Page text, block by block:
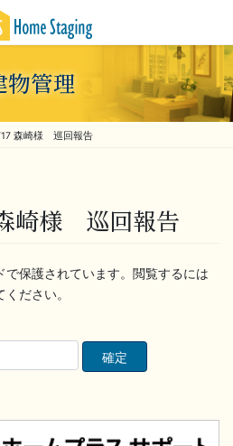
物管理
17 森崎様 巡回報告
崎様 巡回報告
で保護されています。閲覧するには
ださい。